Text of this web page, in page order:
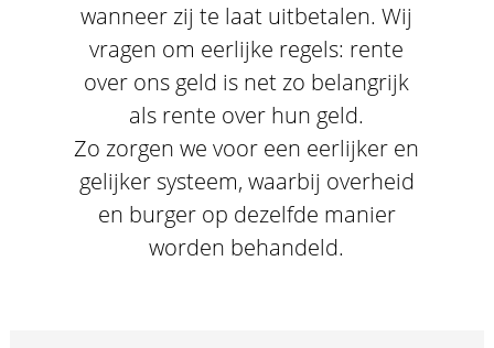
wanneer zij te laat uitbetalen. Wij
vragen om eerlijke regels: rente
over ons geld is net zo belangrijk
als rente over hun geld.
Zo zorgen we voor een eerlijker en
gelijker systeem, waarbij overheid
en burger op dezelfde manier
worden behandeld.